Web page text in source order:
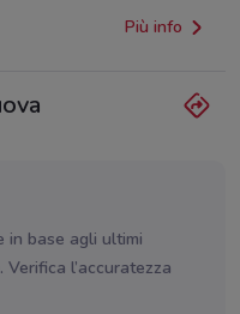
Più info
in base agli ultimi
l’accuratezza